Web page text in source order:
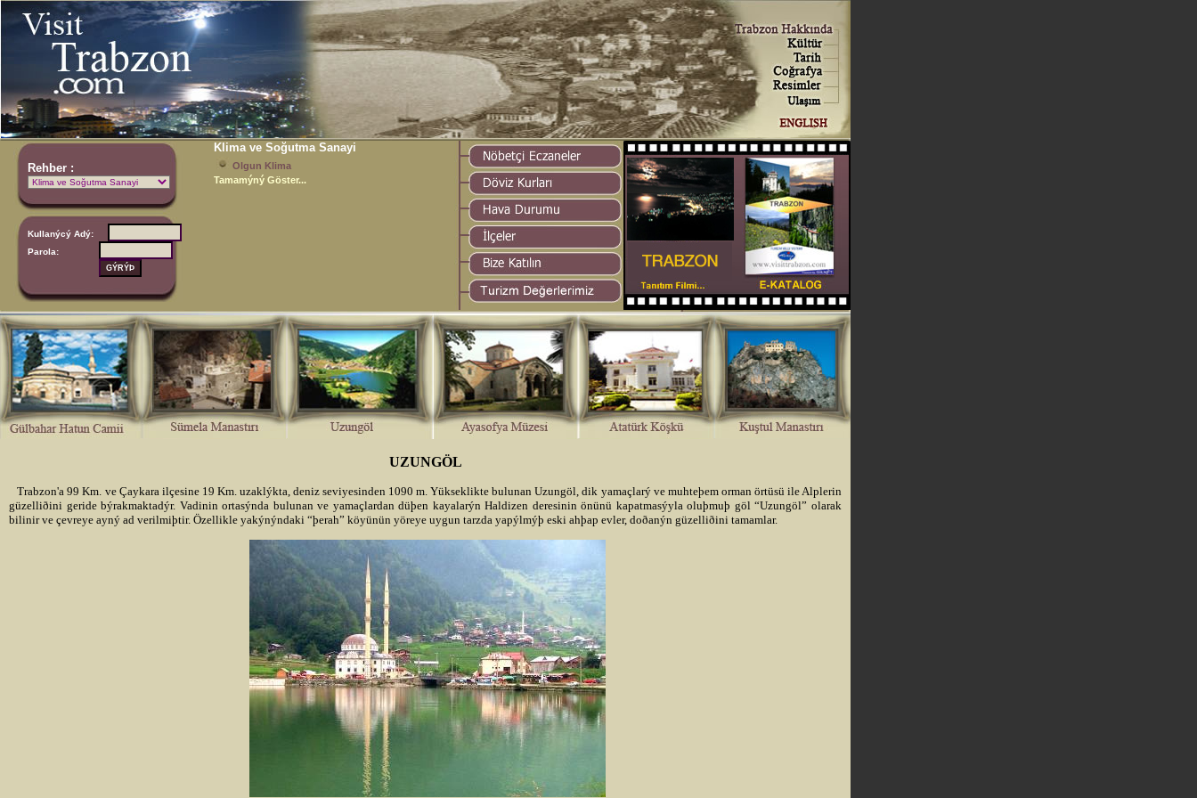
Rehber :
Klima ve Soğutma Sanayi
Olgun Klima
Tamamýný Göster...
Kullanýcý Adý:
Parola:
UZUNGÖL
Trabzon'a 99 Km. ve Çaykara ilçesine 19 Km. uzaklýkta, deniz seviyesinden 1090 m. Yükseklikte bulunan Uzungöl, dik yamaçlarý ve muhteþem orman örtüsü ile Alplerin
güzelliðini geride býrakmaktadýr. Vadinin ortasýnda bulunan ve yamaçlardan düþen kayalarýn Haldizen deresinin önünü kapatmasýyla oluþmuþ göl “Uzungöl” olarak
bilinir ve çevreye ayný ad verilmiþtir. Özellikle yakýnýndaki “þerah” köyünün yöreye uygun tarzda yapýlmýþ eski ahþap evler, doðanýn güzelliðini tamamlar.